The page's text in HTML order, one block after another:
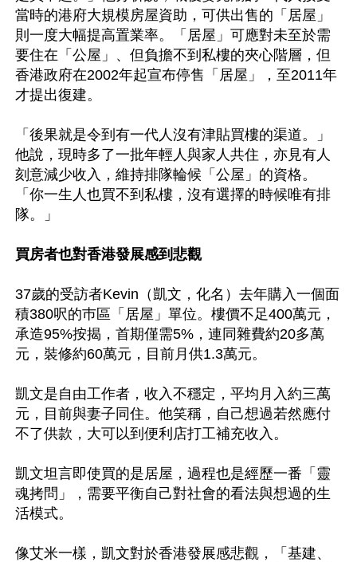
當時的港府大規模房屋資助，可供出售的「居屋」
則一度大幅提高置業率。「居屋」可應對未至於需
要住在「公屋」、但負擔不到私樓的夾心階層，但
香港政府在2002年起宣布停售「居屋」，至2011年
才提出復建。
「後果就是令到有一代人沒有津貼買樓的渠道。」
他說，現時多了一批年輕人與家人共住，亦見有人
刻意減少收入，維持排隊輪候「公屋」的資格。
「你一生人也買不到私樓，沒有選擇的時候唯有排
隊。」
買房者也對香港發展感到悲觀
37歲的受訪者Kevin（凱文，化名）去年購入一個面
積380呎的巿區「居屋」單位。樓價不足400萬元，
承造95%按揭，首期僅需5%，連同雜費約20多萬
元，裝修約60萬元，目前月供1.3萬元。
凱文是自由工作者，收入不穩定，平均月入約三萬
元，目前與妻子同住。他笑稱，自己想過若然應付
不了供款，大可以到便利店打工補充收入。
凱文坦言即使買的是居屋，過程也是經歷一番「靈
魂拷問」，需要平衡自己對社會的看法與想過的生
活模式。
像艾米一樣，凱文對於香港發展感悲觀，「基建、